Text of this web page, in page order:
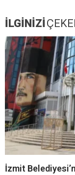
İLGİNİZİ
İzmit